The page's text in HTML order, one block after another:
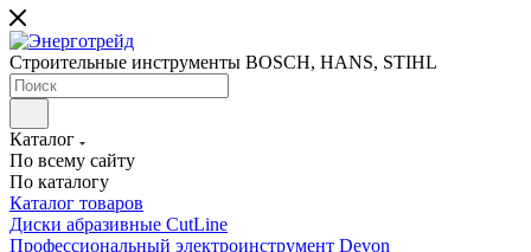
Строительные инструменты BOSCH, HANS, STIHL
Каталог
По всему сайту
По каталогу
Каталог товаров
Диски абразивные CutLine
Профессиональный электроинструмент Devon